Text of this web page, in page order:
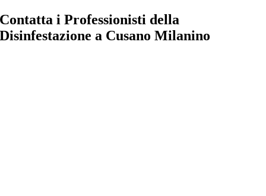
Contatta i Professionisti della
Disinfestazione a Cusano Milanino